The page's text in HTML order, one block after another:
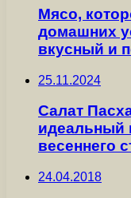
Мясо,
домашних
вкусный и
25.11.2024
Салат
идеальный
весеннего
24.04.2018